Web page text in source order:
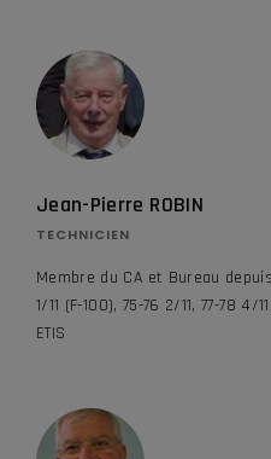
Jean-Pierre ROBIN
TECHNICIEN
Membre du CA et Bureau
1/11 (F-100), 75-76 2/11, 77-78
ETIS